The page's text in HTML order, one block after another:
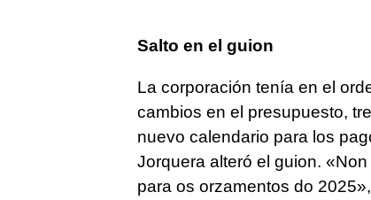
Salto en el guion
La corporación tenía en el
cambios en el presupuesto,
nuevo calendario para los
Jorquera alteró el guion. «Non
para os orzamentos do 2025»